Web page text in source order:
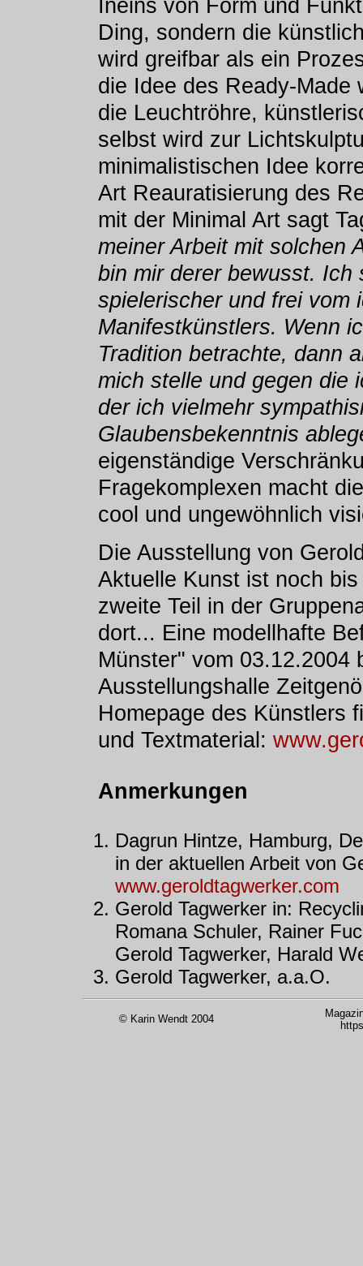
Ineins von Form und
Ding, sondern die
wird greifbar als ein
die Idee des Ready-Made
die Leuchtröhre,
selbst wird zur
minimalistischen Idee
Art Reauratisierung des
mit der Minimal Art sagt
meiner Arbeit mit solchen
bin mir derer bewusst. Ich
spielerischer und frei vom
Manifestkünstlers. Wenn
Tradition betrachte, dann
mich stelle und gegen die
der ich vielmehr
Glaubensbekenntnis
eigenständige
Fragekomplexen macht
cool und ungewöhnlich
Die Ausstellung von
Aktuelle Kunst ist noch
zweite Teil in der
dort... Eine modellhafte
Münster" vom 03.12.2004
Ausstellungshalle
Homepage des Künstlers
und Textmaterial:
Anmerkungen
Dagrun Hintze, Hamburg,
in der aktuellen Arbeit von
www.geroldtagwerker.com
Gerold Tagwerker in:
Romana Schuler, Rainer
Gerold Tagwerker, Harald
Gerold Tagwerker, a.a.O.
© Karin Wendt 2004